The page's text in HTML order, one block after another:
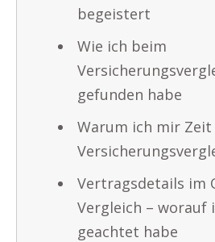
begeistert
Wie ich beim
gefunden habe
Warum ich mir
Vertragsdetails im
Vergleich – worauf
geachtet habe